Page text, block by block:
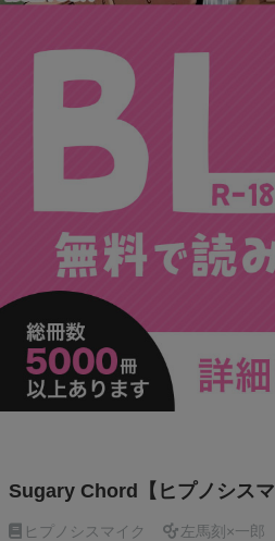
Sugary Chord【ヒプノシスマ
ヒプノシスマイク 左馬刻×一郎